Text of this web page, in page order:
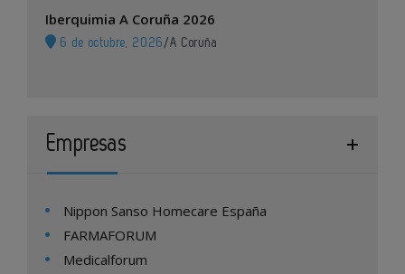
Iberquimia A Coruña 2026
6 de octubre, 2026 /A Coruña
Empresas
Nippon Sanso Homecare España
FARMAFORUM
Medicalforum